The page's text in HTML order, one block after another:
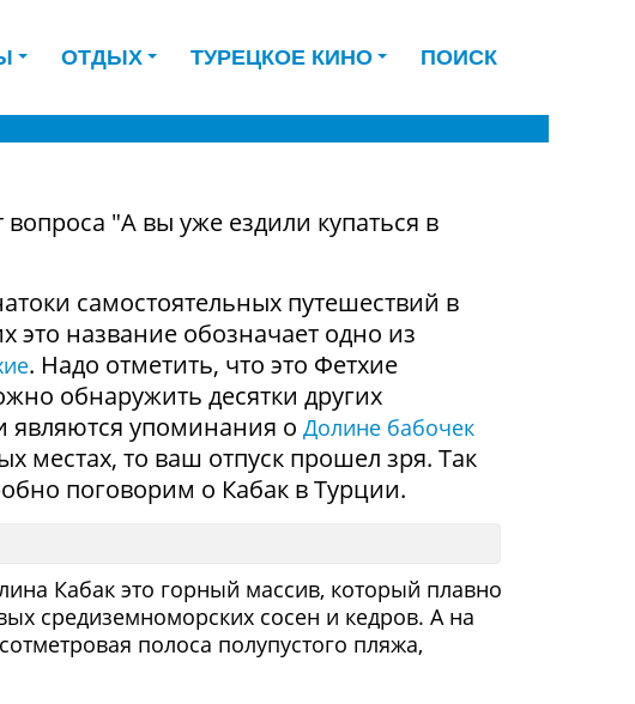
ОТДЫХ ТУРЕЦКОЕ КИНО ПОИСК
"А вы уже ездили купаться в
самостоятельных путешествий в
название обозначает одно из
. Надо отметить, что это Фетхие
обнаружить десятки других
являются упоминания о Долине бабочек
местах, то ваш отпуск прошел зря. Так
поговорим о Кабак в Турции.
Кабак это горный массив, который плавно
средиземноморских сосен и кедров. А на
полоса полупустого пляжа,